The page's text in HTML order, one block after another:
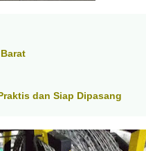
dan Siap Dipasang